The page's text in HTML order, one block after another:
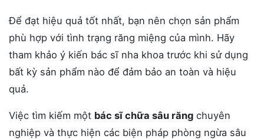
Để đạt hiệu quả tốt nhất, bạn nên chọn sản phẩm
phù hợp với tình trạng răng miệng của mình. Hãy
tham khảo ý kiến bác sĩ nha khoa trước khi sử dụng
bất kỳ sản phẩm nào để đảm bảo an toàn và hiệu
quả.
Việc tìm kiếm một bác sĩ chữa sâu răng chuyên
nghiệp và thực hiện các biện pháp phòng ngừa sâu